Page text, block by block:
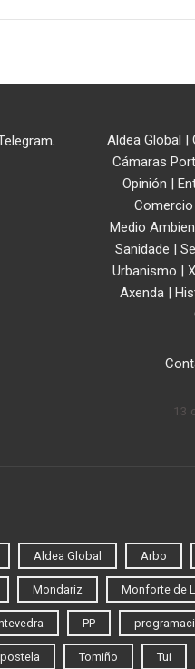
. Aldea Global |
Cámaras
Opinión |
Comercio
Medio
Sanidade |
Urbanismo |
Axenda|
13
Aldea Global Arbo
Mondariz Monforte de
PP
Tomiño Tui